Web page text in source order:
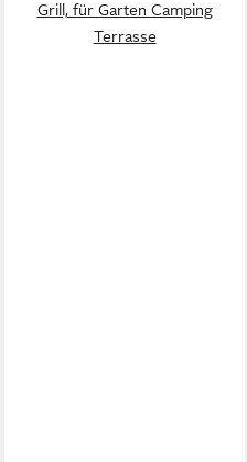
Grill, für Garten Camping
Terrasse